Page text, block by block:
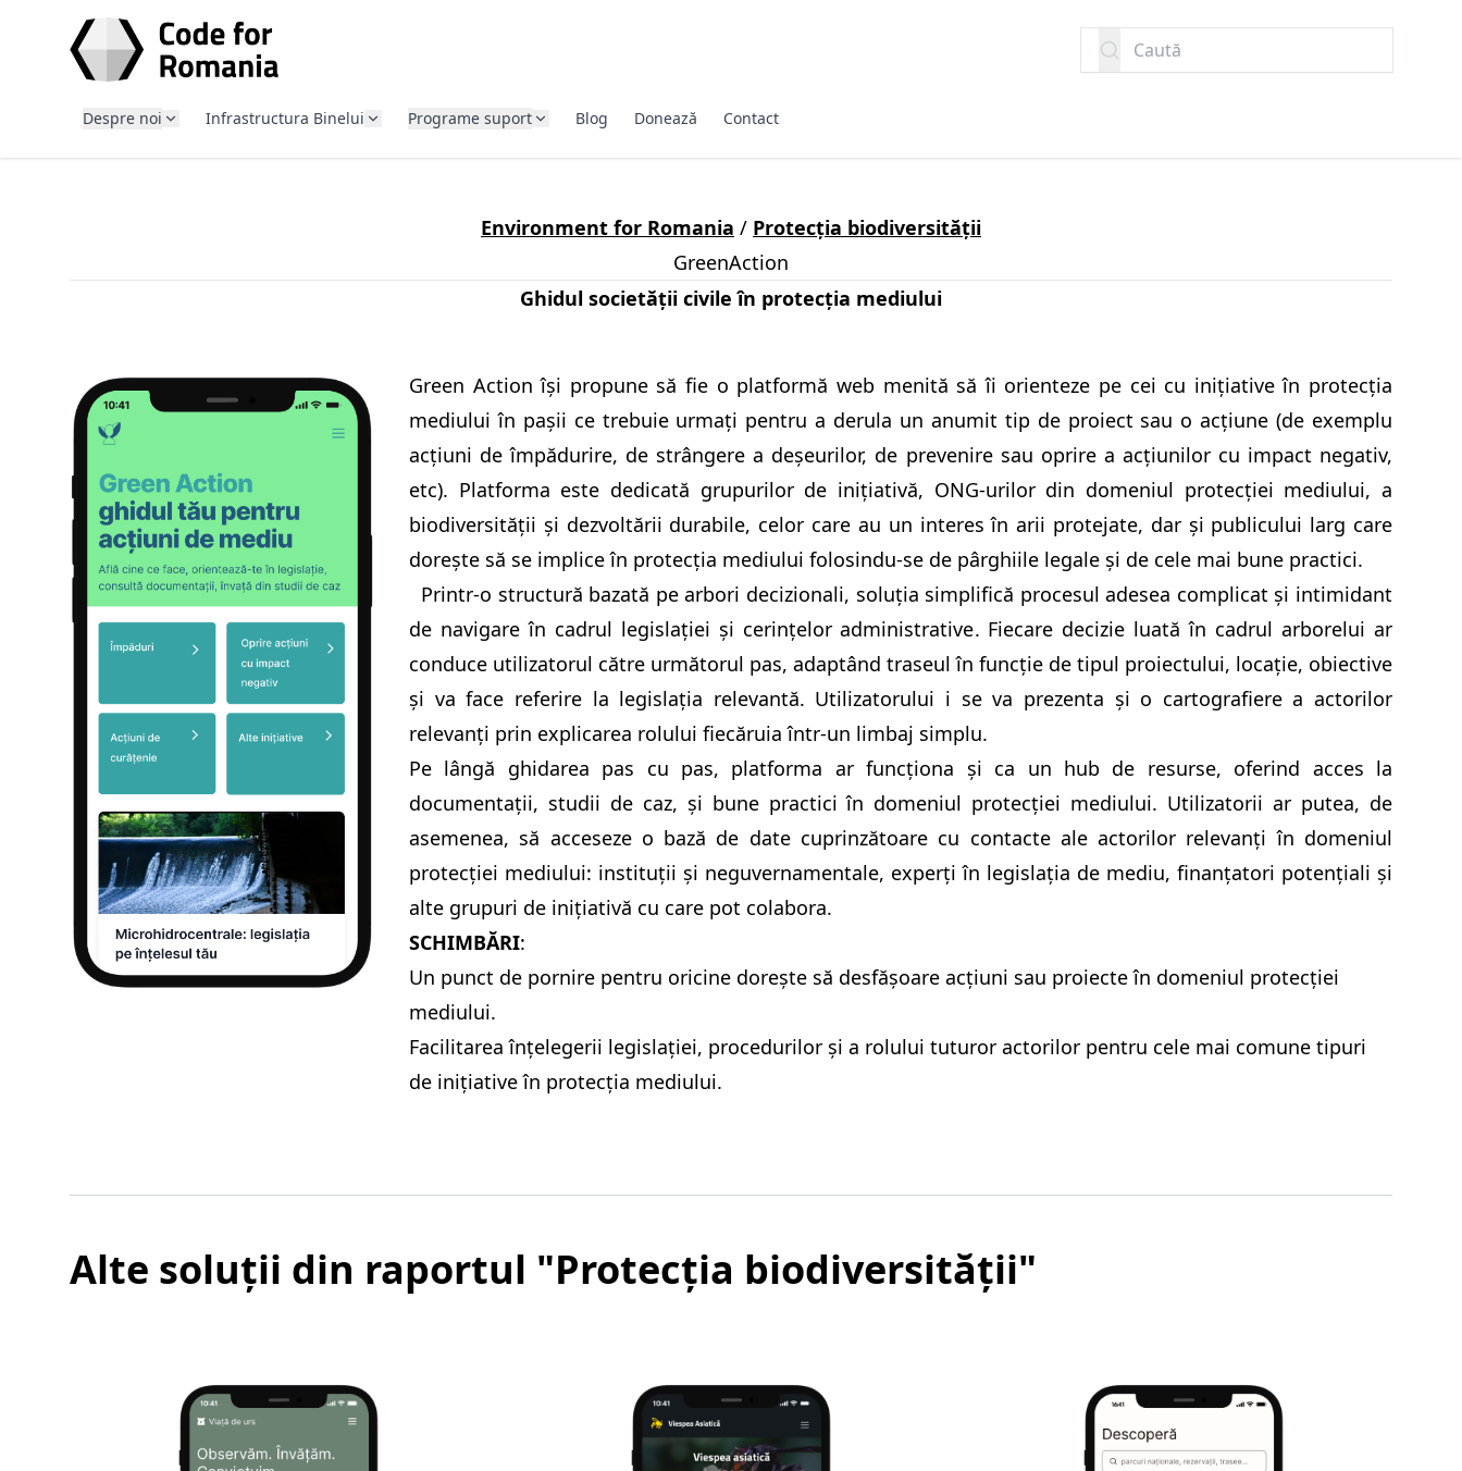
Caută
Despre noi Infrastructura Binelui Programe suport Blog Donează Contact
Environment for Romania / Protecția biodiversității
GreenAction
Ghidul societății civile în protecția mediului
Green Action își propune să fie o platformă web menită să îi orienteze pe cei cu inițiative în protecția
mediului în pașii ce trebuie urmați pentru a derula un anumit tip de proiect sau o acțiune (de exemplu
acțiuni de împădurire, de strângere a deșeurilor, de prevenire sau oprire a acțiunilor cu impact negativ,
etc). Platforma este dedicată grupurilor de inițiativă, ONG-urilor din domeniul protecției mediului, a
biodiversității și dezvoltării durabile, celor care au un interes în arii protejate, dar și publicului larg care
dorește să se implice în protecția mediului folosindu-se de pârghiile legale și de cele mai bune practici.
Printr-o structură bazată pe arbori decizionali, soluția simplifică procesul adesea complicat și intimidant
de navigare în cadrul legislației și cerințelor administrative. Fiecare decizie luată în cadrul arborelui ar
conduce utilizatorul către următorul pas, adaptând traseul în funcție de tipul proiectului, locație, obiective
și va face referire la legislația relevantă. Utilizatorului i se va prezenta și o cartografiere a actorilor
relevanți prin explicarea rolului fiecăruia într-un limbaj simplu.
Pe lângă ghidarea pas cu pas, platforma ar funcționa și ca un hub de resurse, oferind acces la
documentații, studii de caz, și bune practici în domeniul protecției mediului. Utilizatorii ar putea, de
asemenea, să acceseze o bază de date cuprinzătoare cu contacte ale actorilor relevanți în domeniul
protecției mediului: instituții și neguvernamentale, experți în legislația de mediu, finanțatori potențiali și
alte grupuri de inițiativă cu care pot colabora.
SCHIMBĂRI:
Un punct de pornire pentru oricine dorește să desfășoare acțiuni sau proiecte în domeniul protecției
mediului.
Facilitarea înțelegerii legislației, procedurilor și a rolului tuturor actorilor pentru cele mai comune tipuri
de inițiative în protecția mediului.
Alte soluții din raportul "Protecția biodiversității"